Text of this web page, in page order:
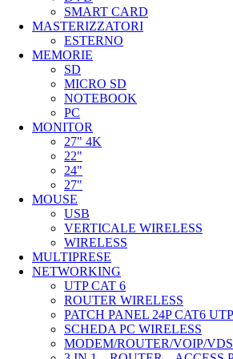
SMART CARD
MASTERIZZATORI
ESTERNO
MEMORIE
SD
MICRO SD
NOTEBOOK
PC
MONITOR
27" 4K
22"
24"
27"
MOUSE
USB
VERTICALE WIRELESS
WIRELESS
MULTIPRESE
NETWORKING
UTP CAT 6
ROUTER WIRELESS
PATCH PANEL 24P CAT6 UTP
SCHEDA PC WIRELESS
MODEM/ROUTER/VOIP/